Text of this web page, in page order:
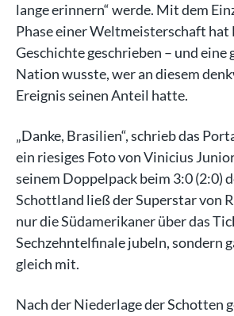
lange erinnern“ werde. Mit dem
Phase einer Weltmeisterschaft hat
Geschichte geschrieben – und eine
Nation wusste, wer an diesem
Ereignis seinen Anteil hatte.
„Danke, Brasilien“, schrieb das
ein riesiges Foto von Vinicius
seinem Doppelpack beim 3:0 (2:0)
Schottland ließ der Superstar von
nur die Südamerikaner über das
Sechzehntelfinale jubeln, sondern
gleich mit.
Nach der Niederlage der Schotten